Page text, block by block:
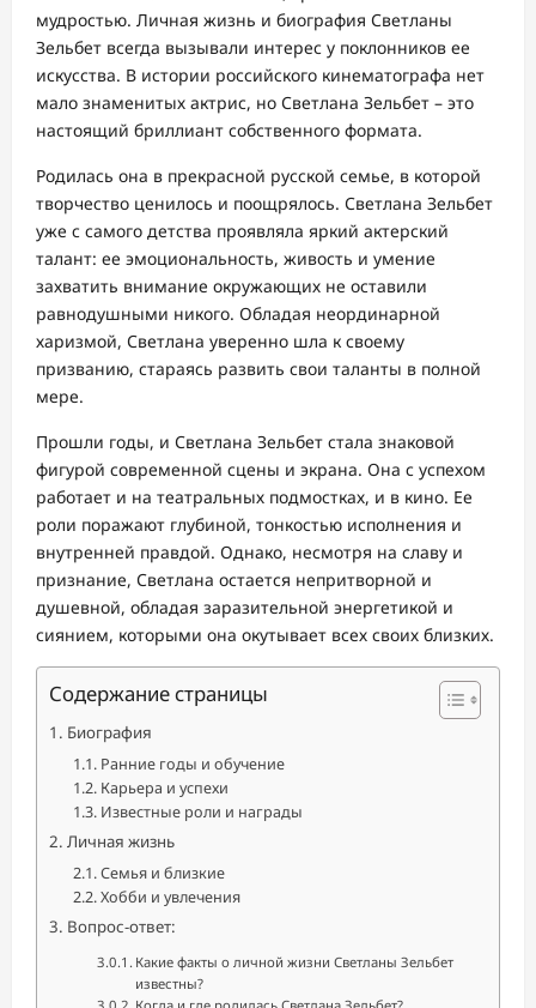
мудростью. Личная жизнь и биография Светланы
Зельбет всегда вызывали интерес у поклонников ее
искусства. В истории российского кинематографа нет
мало знаменитых актрис, но Светлана Зельбет – это
настоящий бриллиант собственного формата.
Родилась она в прекрасной русской семье, в которой
творчество ценилось и поощрялось. Светлана Зельбет
уже с самого детства проявляла яркий актерский
талант: ее эмоциональность, живость и умение
захватить внимание окружающих не оставили
равнодушными никого. Обладая неординарной
харизмой, Светлана уверенно шла к своему
призванию, стараясь развить свои таланты в полной
мере.
Прошли годы, и Светлана Зельбет стала знаковой
фигурой современной сцены и экрана. Она с успехом
работает и на театральных подмостках, и в кино. Ее
роли поражают глубиной, тонкостью исполнения и
внутренней правдой. Однако, несмотря на славу и
признание, Светлана остается непритворной и
душевной, обладая заразительной энергетикой и
сиянием, которыми она окутывает всех своих близких.
Содержание страницы
Биография
Ранние годы и обучение
Карьера и успехи
Известные роли и награды
Личная жизнь
Семья и близкие
Хобби и увлечения
Вопрос-ответ:
Какие факты о личной жизни Светланы Зельбет
известны?